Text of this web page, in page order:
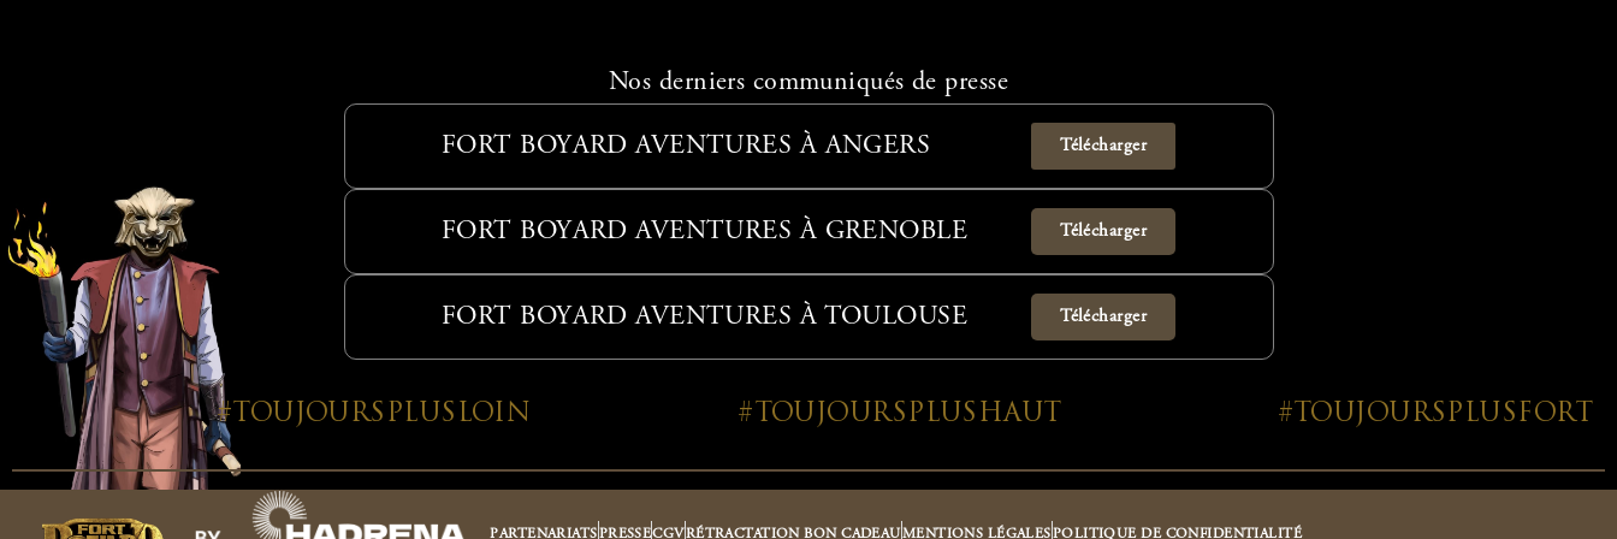
Nos derniers communiqués de presse
FORT BOYARD AVENTURES À ANGERS Télécharger
FORT BOYARD AVENTURES À GRENOBLE Télécharger
FORT BOYARD AVENTURES À TOULOUSE Télécharger
#TOUJOURSPLUSLOIN #TOUJOURSPLUSHAUT #TOUJOURSPLUSFORT
PARTENARIATSPRESSECGVRÉTRACTATION BON CADEAUMENTIONS LÉGALESPOLITIQUE DE CONFIDENTIALITÉ